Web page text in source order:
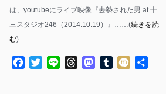
は、youtubeにライブ映像『去勢された男 at 十
三スタジオ246（2014.10.19）』……(続きを読
む)
Facebook
TwitterLine ThreadsMastodon
Tumblr
Mixi